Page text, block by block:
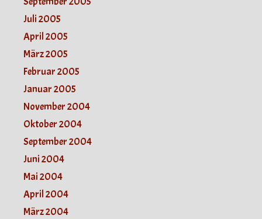
Juli 2005
April 2005
März 2005
Februar 2005
Januar 2005
November 2004
Oktober 2004
September 2004
Juni 2004
Mai 2004
April 2004
März 2004